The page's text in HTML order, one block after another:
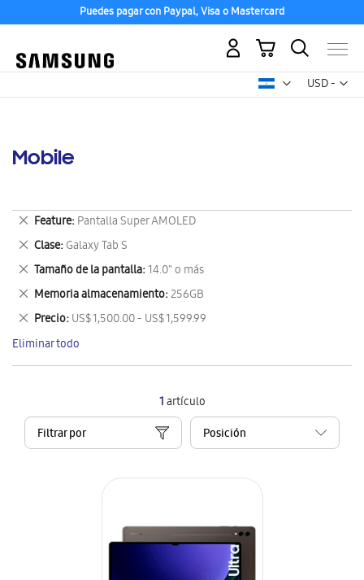
Puedes pagar con Paypal, Visa o Mastercard
USD -
dólar
Mi carrito
Mobile
1artículo
Filtrar por
Feature Pantalla Super AMOLED
Eliminar
este
artículo
Clase Galaxy Tab S
Eliminar
este
artículo
Tamaño de la pantalla 14.0" o más
Eliminar
este
artículo
Memoria almacenamiento 256GB
Eliminar
este
artículo
Precio US$ 1,500.00 - US$ 1,599.99
Eliminar
este
artículo
Eliminar todo